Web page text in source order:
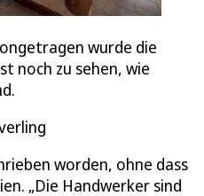
wurde die
noch zu sehen, wie
worden, ohne dass
„Die Handwerker sind